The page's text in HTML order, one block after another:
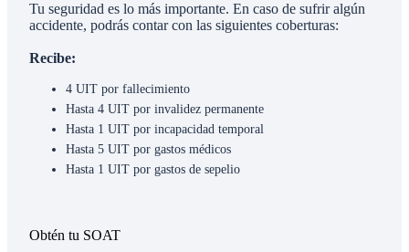
Tu seguridad es lo más importante. En caso de sufrir algún
accidente, podrás contar con las siguientes coberturas:
Recibe:
4 UIT por fallecimiento
Hasta 4 UIT por invalidez permanente
Hasta 1 UIT por incapacidad temporal
Hasta 5 UIT por gastos médicos
Hasta 1 UIT por gastos de sepelio
Obtén tu SOAT